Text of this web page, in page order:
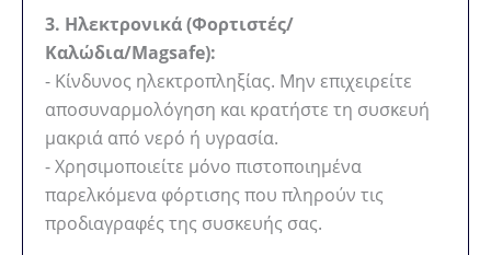
3. Ηλεκτρονικά (Φορτιστές/
Καλώδια/Magsafe):
- Κίνδυνος ηλεκτροπληξίας. Μην επιχειρείτε
αποσυναρμολόγηση και κρατήστε τη συσκευή
μακριά από νερό ή υγρασία.
- Χρησιμοποιείτε μόνο πιστοποιημένα
παρελκόμενα φόρτισης που πληρούν τις
προδιαγραφές της συσκευής σας.